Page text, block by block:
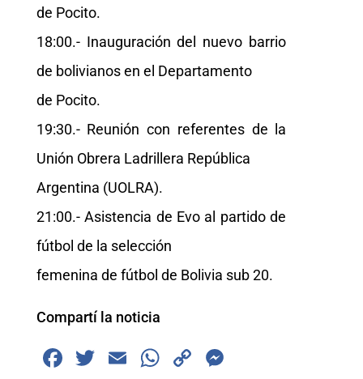
de Pocito.
18:00.- Inauguración del nuevo barrio
de bolivianos en el Departamento
de Pocito.
19:30.- Reunión con referentes de la
Unión Obrera Ladrillera República
Argentina (UOLRA).
21:00.- Asistencia de Evo al partido de
fútbol de la selección
femenina de fútbol de Bolivia sub 20.
Compartí la noticia
F
T
E
W
C